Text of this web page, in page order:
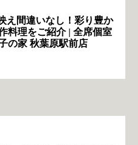
え間違いなし！彩り豊か
料理をご紹介 | 全席個室
の家 秋葉原駅前店